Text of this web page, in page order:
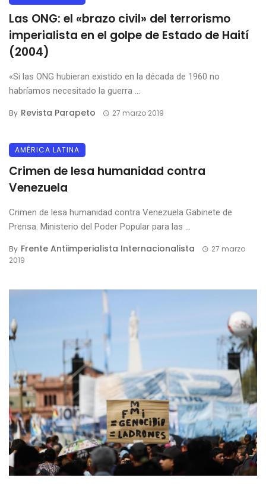
Las ONG: el «brazo civil» del terrorismo
imperialista en el golpe de Estado de Haití
(2004)
«Si las ONG hubieran existido en la década de 1960 no
habríamos necesitado la guerra ...
By Revista Parapeto 27 marzo 2019
AMÉRICA LATINA
Crimen de lesa humanidad contra
Venezuela
Crimen de lesa humanidad contra Venezuela Gabinete de
Prensa. Ministerio del Poder Popular para las ...
By Frente Antiimperialista Internacionalista
27 marzo
2019